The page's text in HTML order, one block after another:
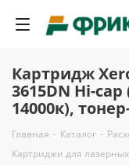
Картридж
3615DN Hi-cap
14000к),
Главная - Каталог -
Картриджи для